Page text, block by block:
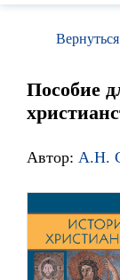
Пособие
Автор: А.Н.